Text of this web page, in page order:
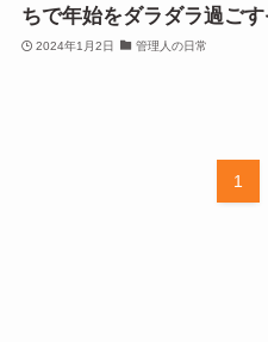
ちで年始をダラダラ過ご
2024年1月2日 管理人の日常
1